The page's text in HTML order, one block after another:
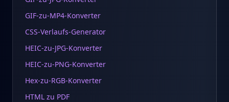
GIF-zu-MP4-Konverter
CSS-Verlaufs-Generator
HEIC-zu-JPG-Konverter
HEIC-zu-PNG-Konverter
Hex-zu-RGB-Konverter
HTML zu PDF